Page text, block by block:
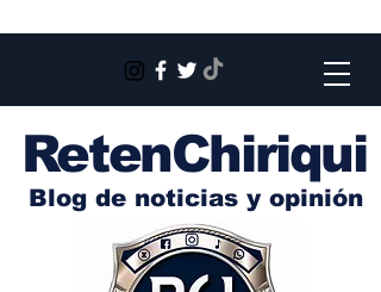
RetenChiriqui
Blog de noticias y opinión